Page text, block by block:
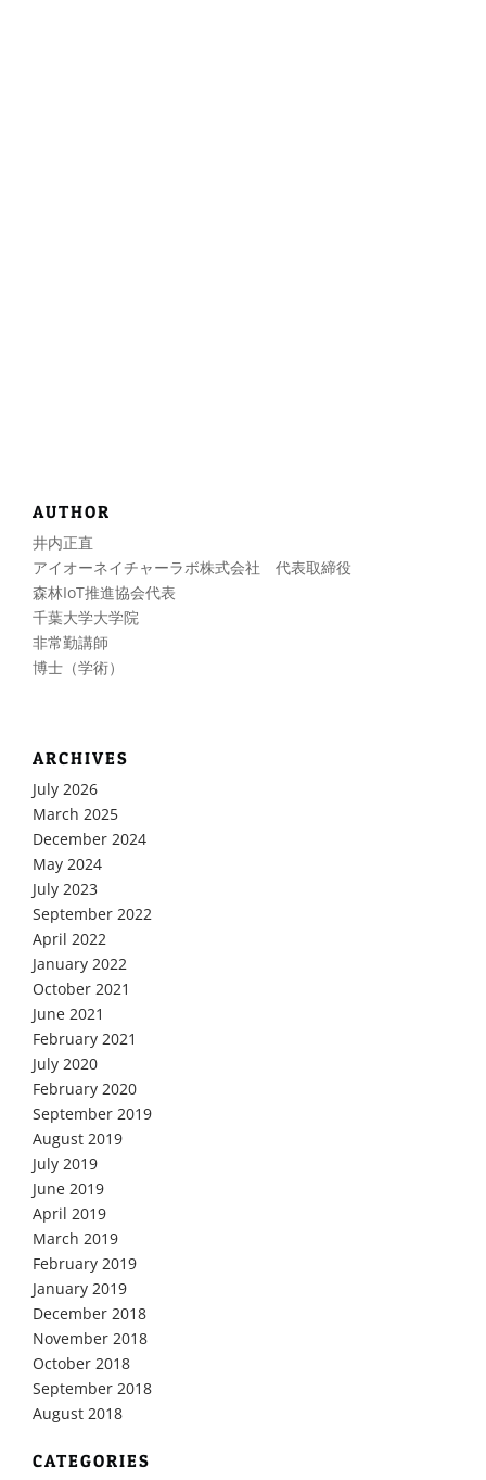
AUTHOR
井内正直
アイオーネイチャーラボ株式会社 代表取締役
森林IoT推進協会代表
千葉大学大学院
非常勤講師
博士（学術）
ARCHIVES
July 2026
March 2025
December 2024
May 2024
July 2023
September 2022
April 2022
January 2022
October 2021
June 2021
February 2021
July 2020
February 2020
September 2019
August 2019
July 2019
June 2019
April 2019
March 2019
February 2019
January 2019
December 2018
November 2018
October 2018
September 2018
August 2018
CATEGORIES